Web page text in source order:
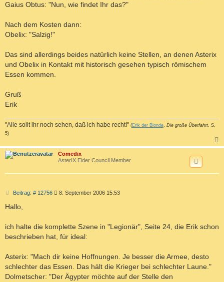
Gaius Obtus: "Nun, wie findet Ihr das?"
Nach dem Kosten dann:
Obelix: "Salzig!"
Das sind allerdings beides natürlich keine Stellen, an denen Asterix
und Obelix in Kontakt mit historisch gesehen typisch römischem
Essen kommen.
Gruß
Erik
"Alle sollt ihr noch sehen, daß ich habe recht!" (Erik der Blonde Die große Überfahrt , S.
5)
a
Comedix
AsterIX Elder Council Member
Beitrag: # 12756B
a
g
8. September 2006 15:53
Hallo,
ich halte die komplette Szene in "Legionär", Seite 24, die Erik schon
beschrieben hat, für ideal:
Asterix: "Mach dir keine Hoffnungen. Je besser die Armee, desto
schlechter das Essen. Das hält die Krieger bei schlechter Laune."
Dolmetscher: "Der Ägypter möchte auf der Stelle den